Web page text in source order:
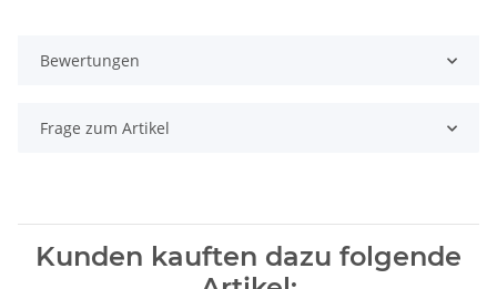
Bewertungen
Frage zum Artikel
Kunden kauften dazu folgende